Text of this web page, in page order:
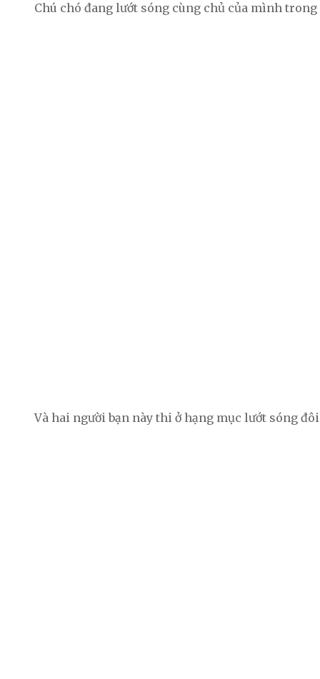
Chú chó đang lướt sóng cùng chủ của mình
Và hai người bạn này thi ở hạng mục lướt sóng